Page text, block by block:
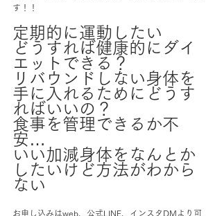
す！！
定期的に運動したい
どうすれば健康的にダイ
エットできる？
リバウンドしない身体を
手に入れるためにどうす
ればいいの？
食事を管理できるか不
安…
いい加減身体をなんとか
したいけど方法がわから
ない
お申し込みはweb、公式LINE、インスタDMより可